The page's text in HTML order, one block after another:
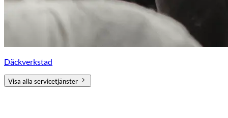
Däckverkstad
Visa alla servicetjänster